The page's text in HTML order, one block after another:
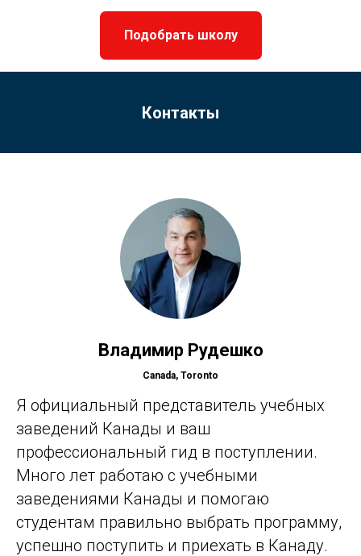
Подобрать школу
Контакты
Владимир Рудешко
Canada, Toronto
Я официальный представитель учебных
заведений Канады и ваш
профессиональный гид в поступлении.
Много лет работаю с учебными
заведениями Канады и помогаю
студентам правильно выбрать программу,
успешно поступить и приехать в Канаду.